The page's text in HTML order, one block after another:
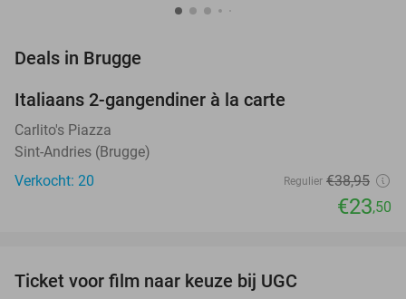
Deals in Brugge
Italiaans 2-gangendiner à la carte
Carlito's Piazza
Sint-Andries (Brugge)
Verkocht: 20
Regulier €38,95
€23,50
Ticket voor film naar keuze bij UGC